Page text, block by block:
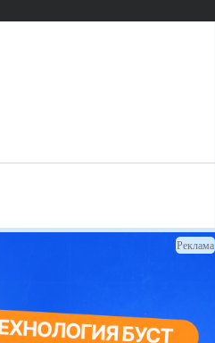
Реклама